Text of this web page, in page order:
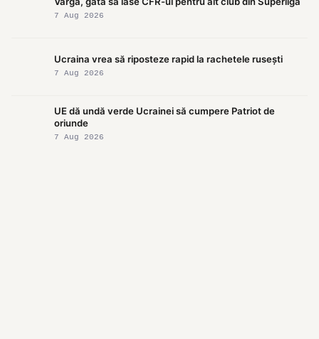
7 Aug 2026
Ucraina vrea să riposteze rapid la rachetele rusești
7 Aug 2026
UE dă undă verde Ucrainei să cumpere Patriot de
oriunde
7 Aug 2026